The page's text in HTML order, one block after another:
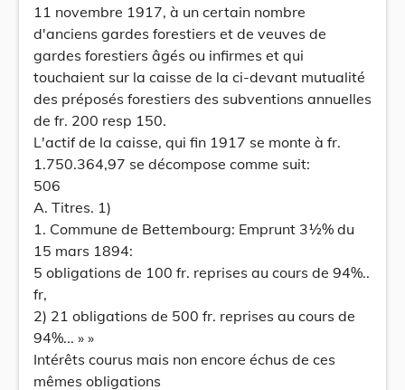
11 novembre 1917, à un certain nombre
d'anciens gardes forestiers et de veuves de
gardes forestiers âgés ou infirmes et qui
touchaient sur la caisse de la ci-devant mutualité
des préposés forestiers des subventions annuelles
de fr. 200 resp 150.
L'actif de la caisse, qui fin 1917 se monte à fr.
1.750.364,97 se décompose comme suit:
506
A. Titres. 1)
1. Commune de Bettembourg: Emprunt 3½% du
15 mars 1894:
5 obligations de 100 fr. reprises au cours de 94%..
fr,
2) 21 obligations de 500 fr. reprises au cours de
94%... » »
Intérêts courus mais non encore échus de ces
mêmes obligations